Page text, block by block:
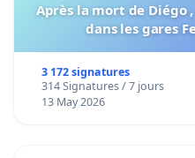
Après la mort de Diégo
dans les gares
3 172 signatures
314 Signatures / 7 jours
13 May 2026